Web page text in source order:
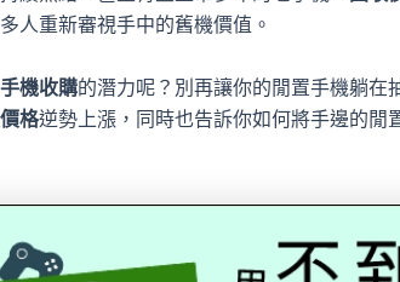
人重新審視手中的舊機價值。
手機收購的潛力呢？別再讓你的閒置手機躺在
格逆勢上漲，同時也告訴你如何將手邊的閒